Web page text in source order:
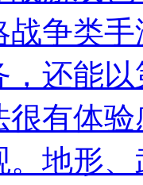
战争类
，还能
很有体
。地形